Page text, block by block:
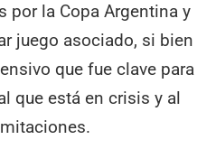
por la Copa Argentina y
juego asociado, si bien
que fue clave para
que está en crisis y al